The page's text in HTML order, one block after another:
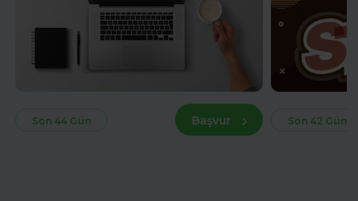
Son 44 Gün Başvur Son 42 Gün